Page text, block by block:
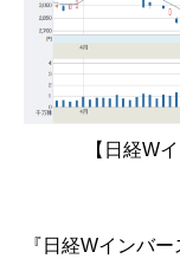
【日経W
『日経Wインバ